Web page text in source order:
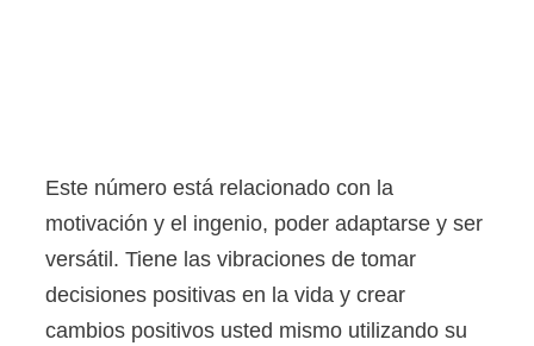
Este número está relacionado con la
motivación y el ingenio, poder adaptarse y ser
versátil. Tiene las vibraciones de tomar
decisiones positivas en la vida y crear
cambios positivos usted mismo utilizando su